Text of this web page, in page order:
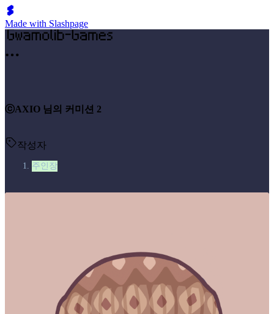
Made with Slashpage
ⓒAXIO 님의 커미션 2
작성자
주인장